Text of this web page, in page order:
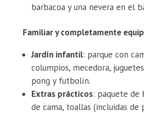
barbacoa y una nevera en el
Familiar y completamente
Jardín infantil: parque con
columpios, mecedora,
pong y futbolín.
Extras prácticos: paquete de
de cama, toallas (incluidas de